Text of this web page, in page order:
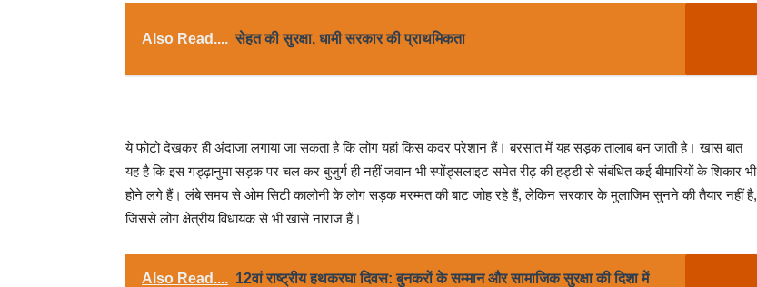
Also Read.... सेहत की सुरक्षा, धामी सरकार की प्राथमिकता
ये फोटो देखकर ही अंदाजा लगाया जा सकता है कि लोग यहां किस कदर परेशान हैं। बरसात में यह सड़क तालाब बन जाती है। खास बात
यह है कि इस गड्ढ़ानुमा सड़क पर चल कर बुजुर्ग ही नहीं जवान भी स्पोंड्सलाइट समेत रीढ़ की हड्डी से संबंधित कई बीमारियों के शिकार भी
होने लगे हैं। लंबे समय से ओम सिटी कालोनी के लोग सड़क मरम्मत की बाट जोह रहे हैं, लेकिन सरकार के मुलाजिम सुनने की तैयार नहीं है,
जिससे लोग क्षेत्रीय विधायक से भी खासे नाराज हैं।
Also Read.... 12वां राष्ट्रीय हथकरघा दिवस: बुनकरों के सम्मान और सामाजिक सुरक्षा की दिशा में